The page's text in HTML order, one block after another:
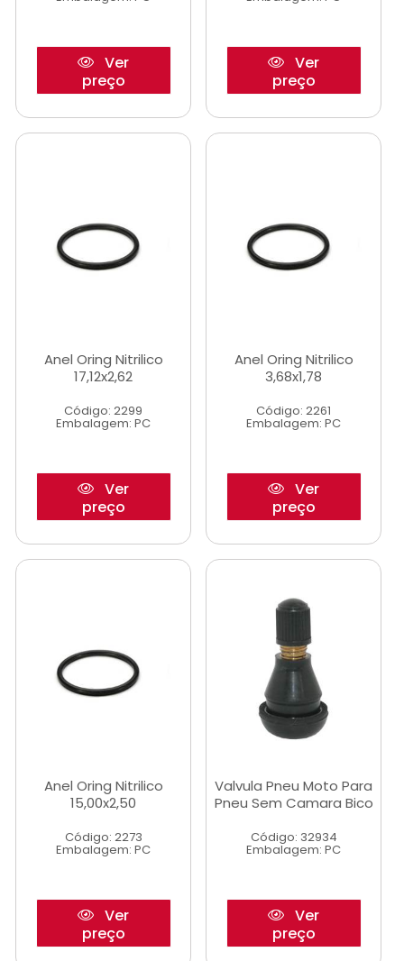
Ver
preço
Ver
preço
Anel Oring Nitrilico
17,12x2,62
Código: 2299
Embalagem: PC
Ver
preço
Anel Oring Nitrilico
3,68x1,78
Código: 2261
Embalagem: PC
Ver
preço
Anel Oring Nitrilico
15,00x2,50
Código: 2273
Embalagem: PC
Ver
preço
Valvula Pneu Moto Para
Pneu Sem Camara Bico
Código: 32934
Embalagem: PC
Ver
preço